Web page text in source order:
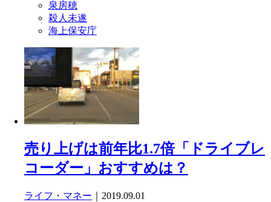
泉房穂
殺人未遂
海上保安庁
売り上げは前年比1.7倍「ドライブレ
コーダー」おすすめは？
ライフ・マネー ｜2019.09.01